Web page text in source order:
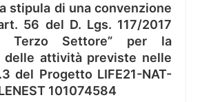
stipula di una convenzione
56 del D. Lgs. 117/2017
Terzo Settore” per la
delle attività previste nelle
del Progetto LIFE21-NAT-
101074584